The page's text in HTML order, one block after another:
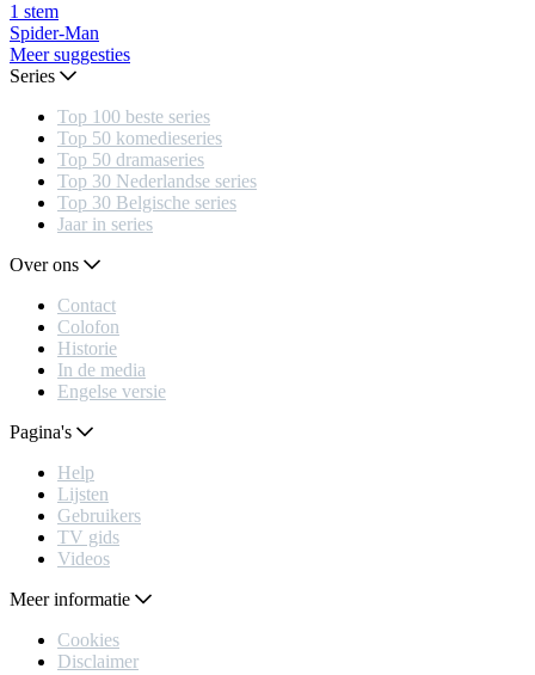
1 stem
Spider-Man
Meer suggesties
Series
Top 100 beste series
Top 50 komedieseries
Top 50 dramaseries
Top 30 Nederlandse series
Top 30 Belgische series
Jaar in series
Over ons
Contact
Colofon
Historie
In de media
Engelse versie
Pagina's
Help
Lijsten
Gebruikers
TV gids
Videos
Meer informatie
Cookies
Disclaimer